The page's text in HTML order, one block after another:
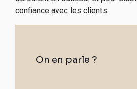
confiance avec les clients.
On en parle ?